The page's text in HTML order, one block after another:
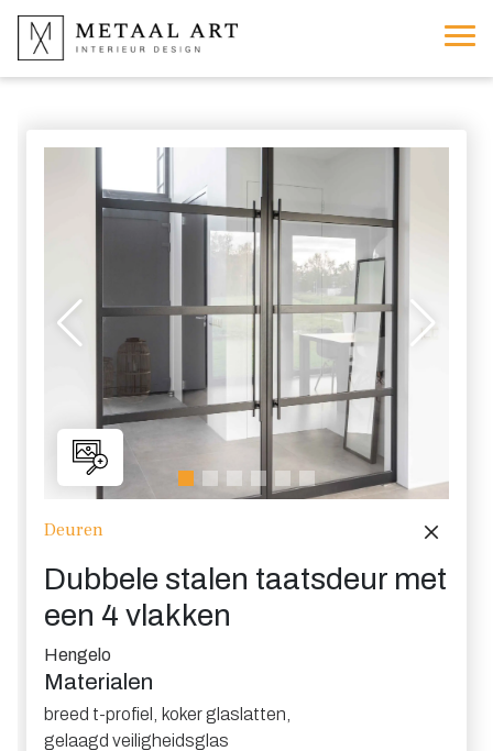
Deuren
Dubbele stalen taatsdeur met
een 4 vlakken
Hengelo
Materialen
breed t-profiel koker glaslatten
gelaagd veiligheidsglas